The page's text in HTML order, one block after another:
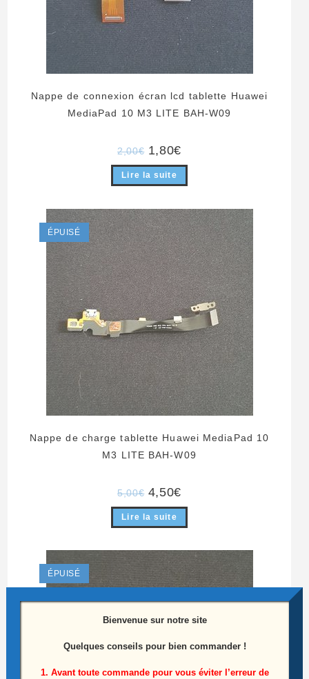
Nappe de connexion écran lcd tablette Huawei
MediaPad 10 M3 LITE BAH-W09
2,00€ Le
prix
initial
était :
2,00€.
1,80€Le
actuel
1,80€.
Lire la suite
ÉPUISÉ
Nappe de charge tablette Huawei MediaPad 10
M3 LITE BAH-W09
5,00€ Le
prix
initial
était :
5,00€.
4,50€Le
prix
actuel
4,50€.
Lire la suite
ÉPUISÉ
Bienvenue sur notre site
Quelques conseils pour bien commander !
1. Avant toute commande pour vous éviter l’erreur de